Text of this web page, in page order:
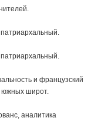
и французский
южных широт.